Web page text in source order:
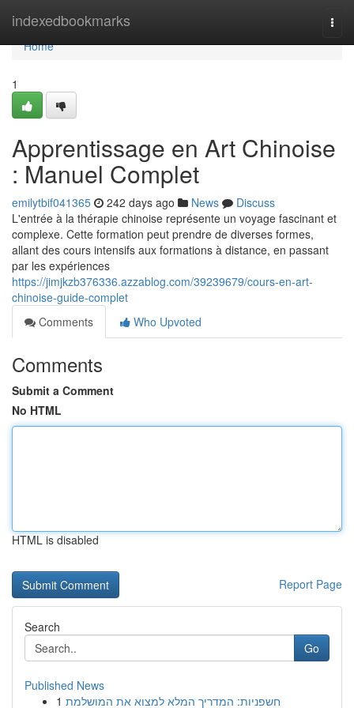
indexedbookmarks
Home
Home
1
Apprentissage en Art Chinoise
: Manuel Complet
emilytbif041365 242 days ago News
Discuss
L'entrée à la thérapie chinoise représente un voyage fascinant et
complexe. Cette formation peut prendre de diverses formes,
allant des cours intensifs aux formations à distance, en passant
par les expériences
https://jimjkzb376336.azzablog.com/39239679/cours-en-art-
chinoise-guide-complet
Comments
Who Upvoted
Comments
Submit a Comment
No HTML
HTML is disabled
Report Page
Search
Go
Published News
1 חשפניות: המדריך המלא למצוא את המושלמת